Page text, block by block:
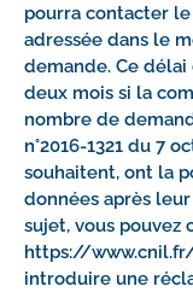
pourra contacter
adressée dans le
demande. Ce
deux mois si la
nombre de
n°2016-1321 du 7
souhaitent, ont la
données après
sujet, vous pouvez
https://
introduire une